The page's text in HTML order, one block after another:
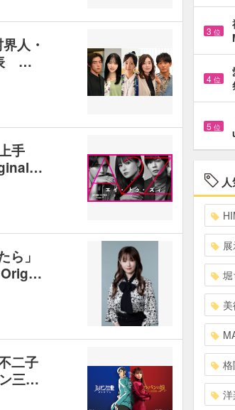
人・
表 …
手
ら」
Orig…
二子
三…
3 位
4 位
5 位